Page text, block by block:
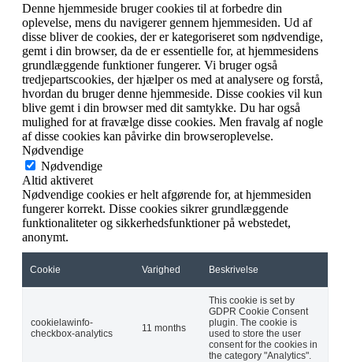
Denne hjemmeside bruger cookies til at forbedre din
oplevelse, mens du navigerer gennem hjemmesiden. Ud af
disse bliver de cookies, der er kategoriseret som nødvendige,
gemt i din browser, da de er essentielle for, at hjemmesidens
grundlæggende funktioner fungerer. Vi bruger også
tredjepartscookies, der hjælper os med at analysere og forstå,
hvordan du bruger denne hjemmeside. Disse cookies vil kun
blive gemt i din browser med dit samtykke. Du har også
mulighed for at fravælge disse cookies. Men fravalg af nogle
af disse cookies kan påvirke din browseroplevelse.
Nødvendige
Nødvendige
Altid aktiveret
Nødvendige cookies er helt afgørende for, at hjemmesiden
fungerer korrekt. Disse cookies sikrer grundlæggende
funktionaliteter og sikkerhedsfunktioner på webstedet,
anonymt.
Cookie Varighed Beskrivelse
cookielawinfo-
checkbox-analytics
11 months
This cookie is set by
GDPR Cookie Consent
plugin. The cookie is
used to store the user
consent for the cookies in
the category "Analytics".